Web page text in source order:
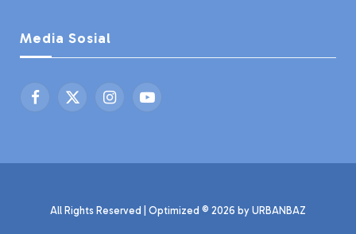
Media Sosial
Facebook
X
InstagramYouTube
All Rights Reserved | Optimized © 2026 by URBANBAZ